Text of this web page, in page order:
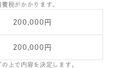
税がかかります。
200,000円
200,000円
上で内容を決定します。